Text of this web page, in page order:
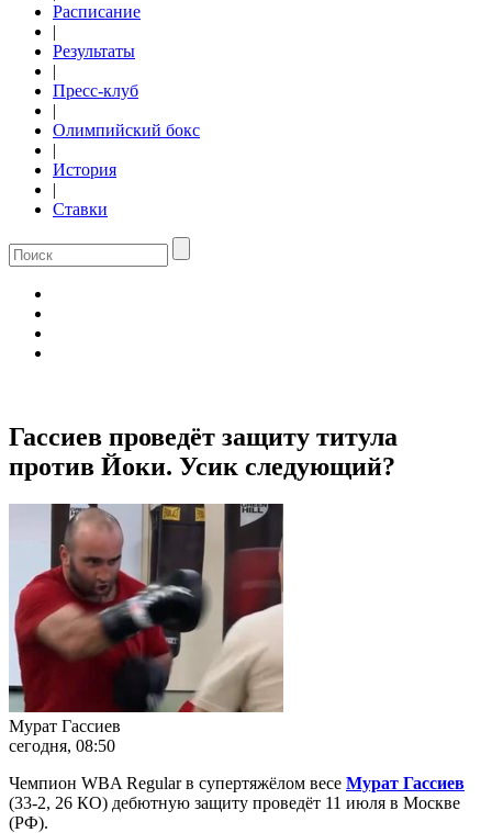
Расписание
|
Результаты
|
Пресс-клуб
|
Олимпийский бокс
|
История
|
Ставки
Гассиев проведёт защиту титула
против Йоки. Усик следующий?
Мурат Гассиев
сегодня, 08:50
Чемпион WBA Regular в супертяжёлом весе Мурат Гассиев
(33-2, 26 КО) дебютную защиту проведёт 11 июля в Москве
(РФ).